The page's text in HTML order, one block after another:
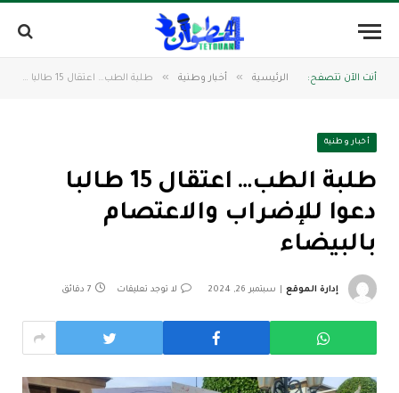
أنت الآن تتصفح: الرئيسية » أخبار وطنية » طلبة الطب… اعتقال 15 طالبا دعوا للإضراب والاعتصام بالبيضاء
أخبار وطنية
طلبة الطب… اعتقال 15 طالبا
دعوا للإضراب والاعتصام
بالبيضاء
إدارة الموقع سبتمبر 26, 2024 لا توجد تعليقات 7 دقائق